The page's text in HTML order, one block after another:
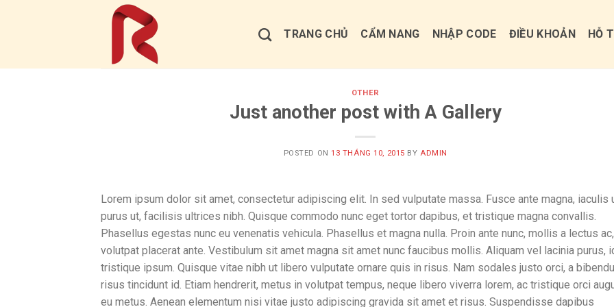
TRANG CHỦ CẨM NANG NHẬP CODE ĐIỀU KHOẢN HỖ
OTHER
Just another post with A Gallery
POSTED ON13 THÁNG 10, 2015 BY ADMIN
Lorem ipsum dolor sit amet, consectetur adipiscing elit. In sed vulputate massa. Fusce ante magna, iaculis
purus ut, facilisis ultrices nibh. Quisque commodo nunc eget tortor dapibus, et tristique magna convallis.
Phasellus egestas nunc eu venenatis vehicula. Phasellus et magna nulla. Proin ante nunc, mollis a lectus ac,
volutpat placerat ante. Vestibulum sit amet magna sit amet nunc faucibus mollis. Aliquam vel lacinia purus,
tristique ipsum. Quisque vitae nibh ut libero vulputate ornare quis in risus. Nam sodales justo orci, a
risus tincidunt id. Etiam hendrerit, metus in volutpat tempus, neque libero viverra lorem, ac tristique orci
eu metus. Aenean elementum nisi vitae justo adipiscing gravida sit amet et risus. Suspendisse dapibus